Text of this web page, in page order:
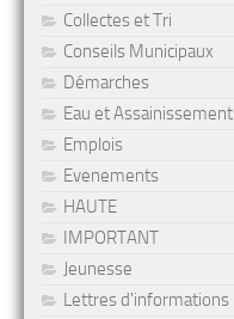
Collectes et Tri
Conseils Municipaux
Démarches
Eau et Assainissement
Emplois
Evenements
HAUTE
IMPORTANT
Jeunesse
Lettres d'informations